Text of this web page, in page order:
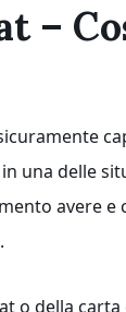
–
una delle
avere
o della